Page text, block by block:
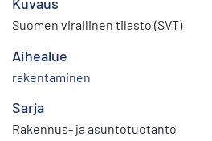
Kuvaus
Suomen virallinen tilasto (SVT)
Aihealue
rakentaminen
Sarja
Rakennus- ja asuntotuotanto